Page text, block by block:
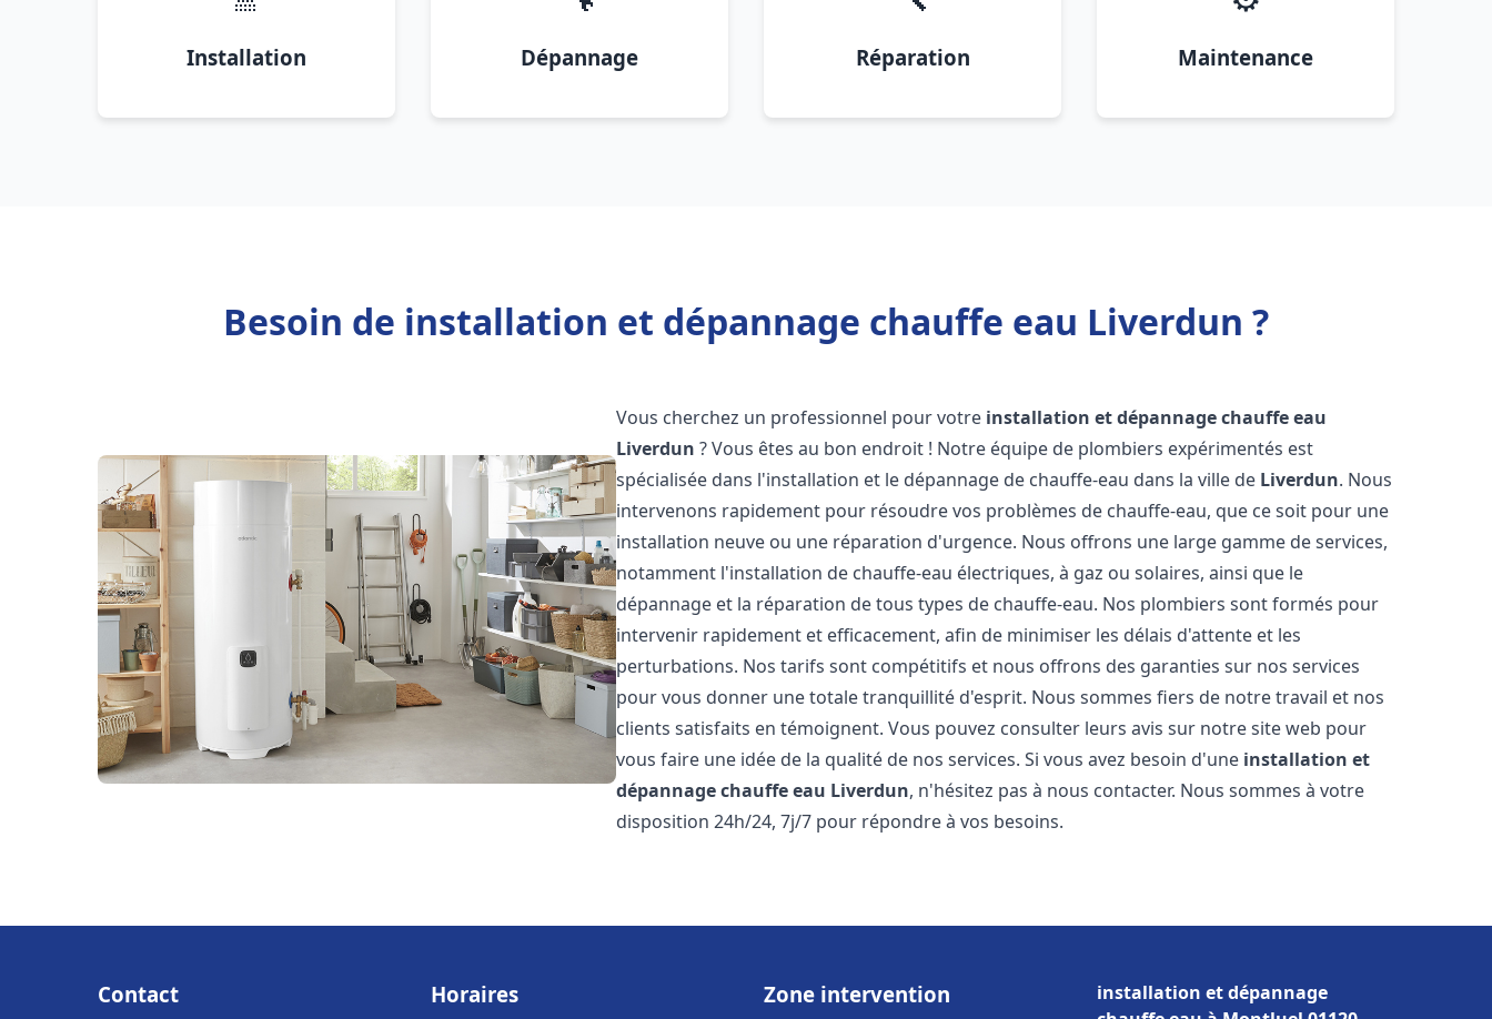
Installation Dépannage Réparation Maintenance
Besoin de installation et dépannage chauffe eau Liverdun ?
Vous cherchez un professionnel pour votre installation et dépannage chauffe eau
Liverdun ? Vous êtes au bon endroit ! Notre équipe de plombiers expérimentés est
spécialisée dans l'installation et le dépannage de chauffe-eau dans la ville de Liverdun. Nous
intervenons rapidement pour résoudre vos problèmes de chauffe-eau, que ce soit pour une
installation neuve ou une réparation d'urgence. Nous offrons une large gamme de services,
notamment l'installation de chauffe-eau électriques, à gaz ou solaires, ainsi que le
dépannage et la réparation de tous types de chauffe-eau. Nos plombiers sont formés pour
intervenir rapidement et efficacement, afin de minimiser les délais d'attente et les
perturbations. Nos tarifs sont compétitifs et nous offrons des garanties sur nos services
pour vous donner une totale tranquillité d'esprit. Nous sommes fiers de notre travail et nos
clients satisfaits en témoignent. Vous pouvez consulter leurs avis sur notre site web pour
vous faire une idée de la qualité de nos services. Si vous avez besoin d'une installation et
dépannage chauffe eau Liverdun, n'hésitez pas à nous contacter. Nous sommes à votre
disposition 24h/24, 7j/7 pour répondre à vos besoins.
Contact Horaires Zone intervention
installation et dépannage